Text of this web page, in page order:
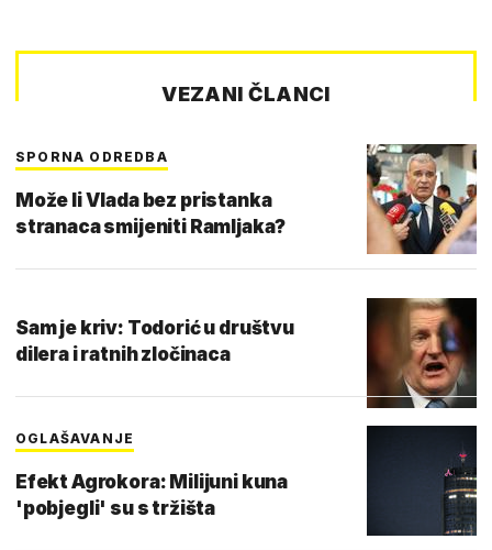
VEZANI ČLANCI
SPORNA ODREDBA
Može li Vlada bez pristanka
stranaca smijeniti Ramljaka?
Sam je kriv: Todorić u društvu
dilera i ratnih zločinaca
OGLAŠAVANJE
Efekt Agrokora: Milijuni kuna
'pobjegli' su s tržišta